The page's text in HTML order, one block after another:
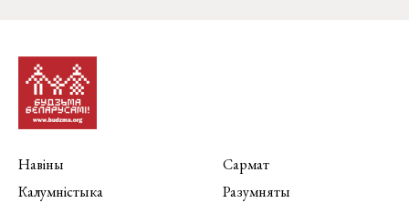
Навіны
Калумністыка
Сармат
Разумняты